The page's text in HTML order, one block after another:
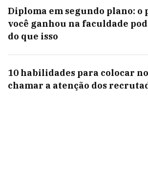
Diploma em segundo plano: o
você ganhou na faculdade
do que isso
10 habilidades para colocar
chamar a atenção dos